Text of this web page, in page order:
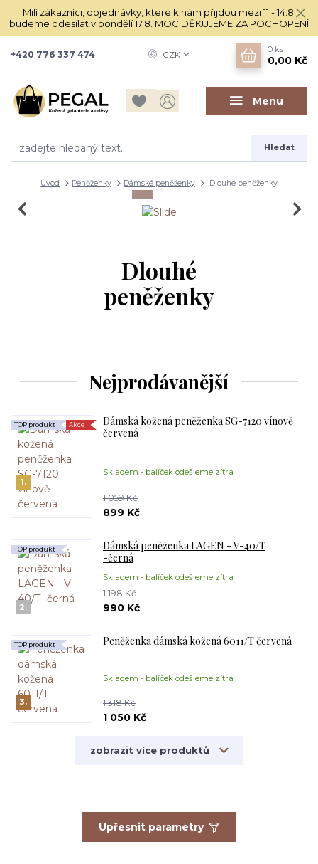
Milí zákazníci, objednávky, které k nám přijdou mezi 11.- 14.8.
budeme odesílat v pondělí 17.8. MOC DĚKUJEME ZA POCHOPENÍ
Menu
CZK
Hledat
+420 776 337 474
0 ks
0,00 Kč
Úvod Peněženky Dámské peněženky Dlouhé peněženky
Dlouhé
peněženky
Nejprodávanější
1.
Dámská kožená peněženka SG-7120 vínově
červená
Skladem - balíček odešleme zítra
TOP produkt Akce
1 059 Kč
899 Kč
2.
Dámská peněženka LAGEN - V-40/T
-černá
Skladem - balíček odešleme zítra
TOP produkt
1 198 Kč
990 Kč
3.
Peněženka dámská kožená 6011/T červená
Skladem - balíček odešleme zítra
TOP produkt
1 318 Kč
1 050 Kč
zobrazit více produktů
Upřesnit parametry